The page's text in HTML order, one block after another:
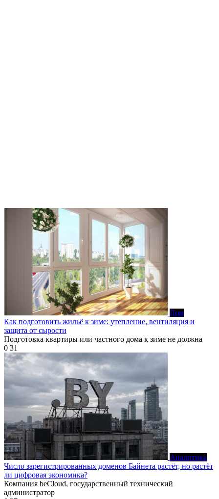
Дом
Как подготовить жильё к зиме: утепление, вентиляция и
защита от сырости
Подготовка квартиры или частного дома к зиме не должна
0 31
Аналитика
Число зарегистрированных доменов Байнета растёт, но растёт
ли цифровая экономика?
Компания beCloud, государственный технический
администратор